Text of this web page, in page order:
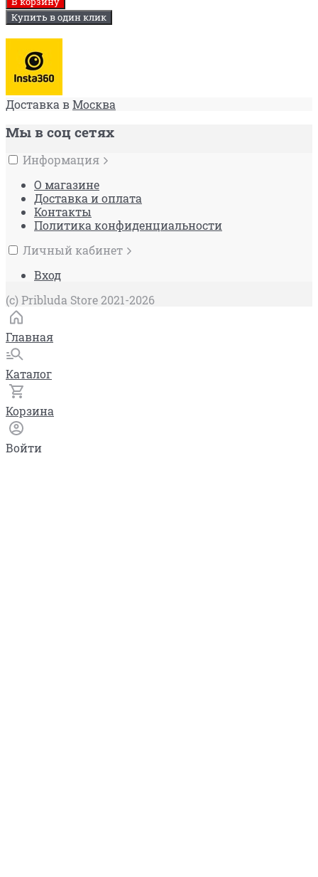
Купить в один клик
Доставка вМосква
Мы в соц сетях
Информация
О магазине
Доставка и оплата
Контакты
Политика конфиденциальности
Личный кабинет
Вход
(c) Pribluda Store 2021-2026
Главная
Каталог
Корзина
Войти